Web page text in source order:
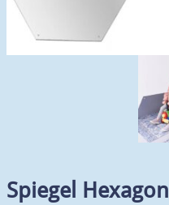
Spiegel Hexagon